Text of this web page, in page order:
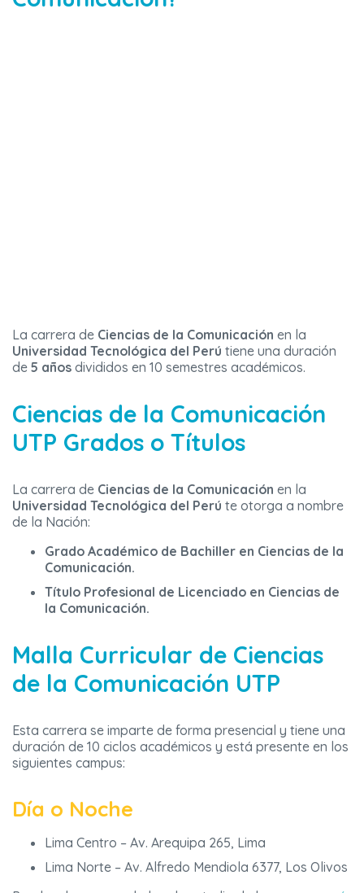
La carrera de Ciencias de la Comunicación en la
Universidad Tecnológica del Perú tiene una duración
de 5 años divididos en 10 semestres académicos.
Ciencias de la Comunicación
UTP Grados o Títulos
La carrera de Ciencias de la Comunicación en la
Universidad Tecnológica del Perú te otorga a nombre
de la Nación:
Grado Académico de Bachiller en Ciencias de la
Comunicación.
Título Profesional de Licenciado en Ciencias de
la Comunicación.
Malla Curricular de Ciencias
de la Comunicación UTP
Esta carrera se imparte de forma presencial y tiene una
duración de 10 ciclos académicos y está presente en los
siguientes campus:
Día o Noche
Lima Centro – Av. Arequipa 265, Lima
Lima Norte – Av. Alfredo Mendiola 6377, Los Olivos